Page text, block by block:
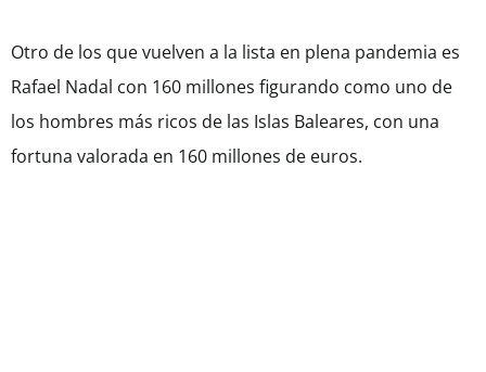
Otro de los que vuelven a la lista en plena pandemia es
Rafael Nadal con 160 millones figurando como uno de
los hombres más ricos de las Islas Baleares, con una
fortuna valorada en 160 millones de euros.